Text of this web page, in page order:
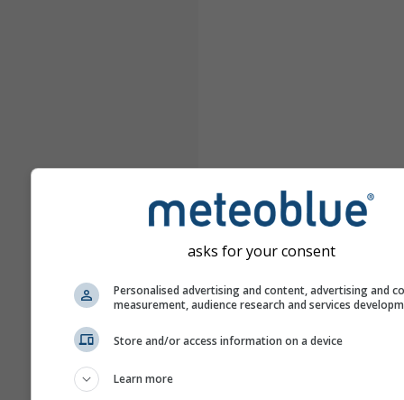
asks for your consent
Personalised advertising and content, advertising and
measurement, audience research and services
Store and/or access information on a device
Learn more